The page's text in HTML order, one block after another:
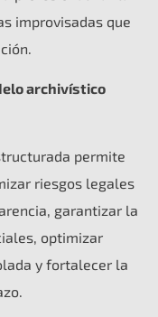
improvisadas que
archivístico
permite
riesgos legales
garantizar la
optimizar
y fortalecer la